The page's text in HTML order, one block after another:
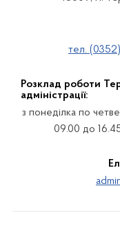
тел.
Розклад роботи
адміністрації:
з понеділка по
09.00 до